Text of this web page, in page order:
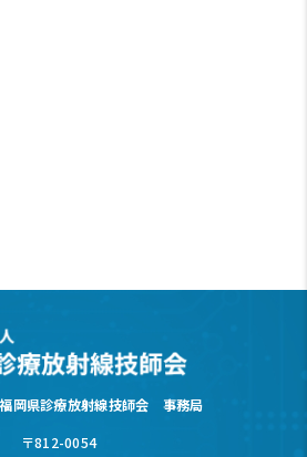
岡県診療放射線技師会 事務局
〒812-0054